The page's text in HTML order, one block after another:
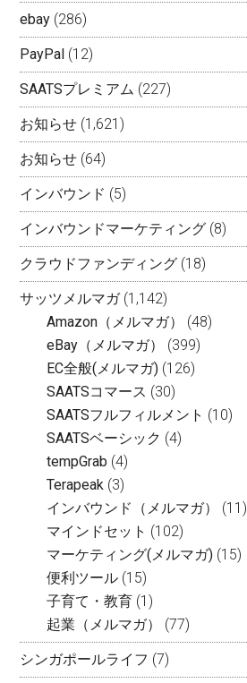
ebay (286)
PayPal (12)
SAATSプレミアム (227)
お知らせ (1,621)
お知らせ (64)
インバウンド (5)
インバウンドマーケティング (8)
クラウドファンディング (18)
サッツメルマガ(1,142)
Amazon（メルマガ）
(48)
eBay（メルマガ）
(399)
EC全般(メルマガ) (126)
SAATSコマース (30)
SAATSフルフィルメント (10)
SAATSベーシック (4)
tempGrab (4)
Terapeak (3)
インバウンド（メルマガ）
(11)
マインドセット (102)
マーケティング(メルマガ) (15)
便利ツール (15)
子育て・教育 (1)
起業（メルマガ）
(77)
シンガポールライフ (7)